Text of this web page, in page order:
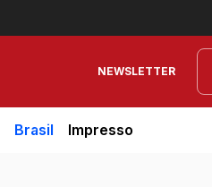
NEWSLETTER
Brasil Impresso